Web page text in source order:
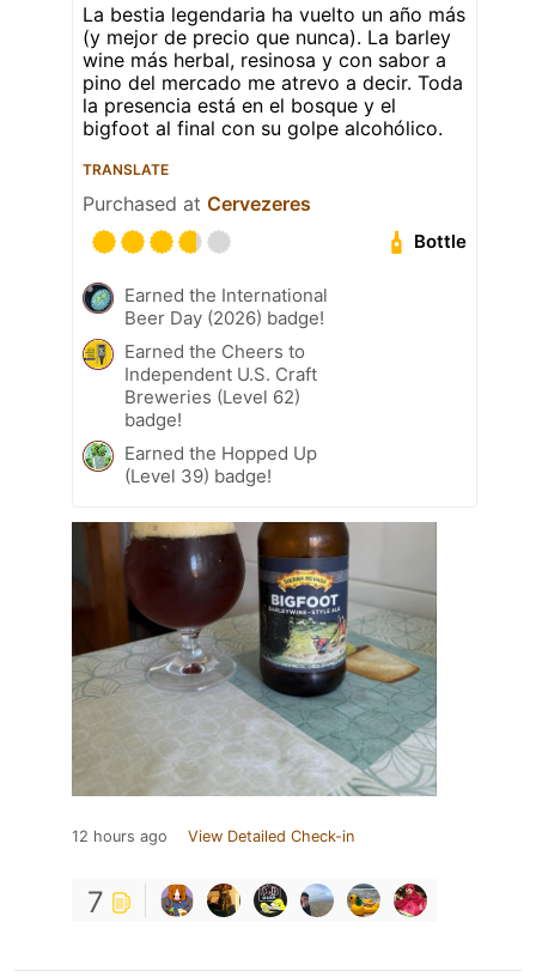
La bestia legendaria ha vuelto un año más
(y mejor de precio que nunca). La barley
wine más herbal, resinosa y con sabor a
pino del mercado me atrevo a decir. Toda
la presencia está en el bosque y el
bigfoot al final con su golpe alcohólico.
TRANSLATE
Purchased at Cervezeres
Bottle
Earned the International
Beer Day (2026) badge!
Earned the Cheers to
Independent U.S. Craft
Breweries (Level 62)
badge!
Earned the Hopped Up
(Level 39) badge!
12 hours ago View Detailed Check-in
7